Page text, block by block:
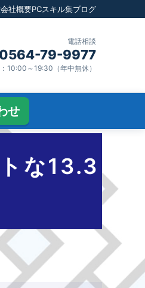
会社概要PCスキル集ブログ
電話相談
0564-79-9977
10:00～19:30（年中無休）
せ
な13.3